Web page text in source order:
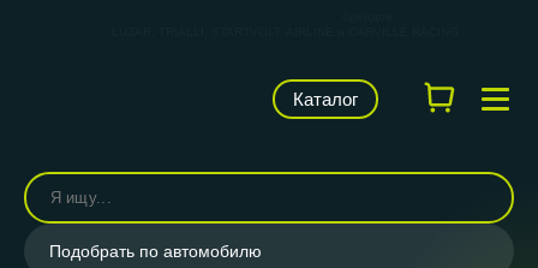
Каталог
Подобрать по автомобилю